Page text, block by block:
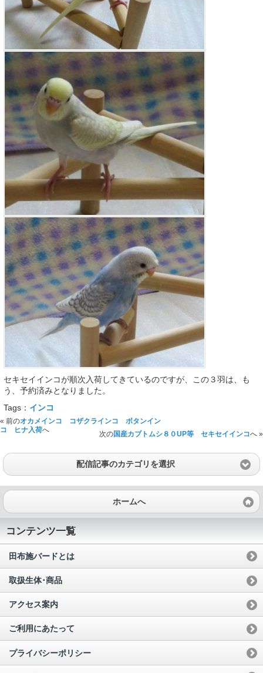
セキセイインコが順次入荷してきているのですが、この３羽は、も
う、予約済みとなりました。
Tags： インコ
« 前のオカメインコ コザクラインコ ボタンイン
コ ヒナ入荷へ
次の国産カブトムシ８０UP等 セキセイインコへ »
配信記事のカテゴリを選択
ホームへ
コンテンツ一覧
田布施バードとは
取扱生体･商品
アクセス案内
ご利用にあたって
プライバシーポリシー